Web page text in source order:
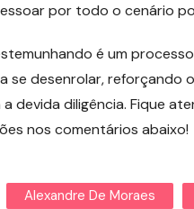
por todo o cenário
é um
se desenrolar, reforçando
devida diligência. Fique
nos comentários abaixo!
Alexandre De Moraes